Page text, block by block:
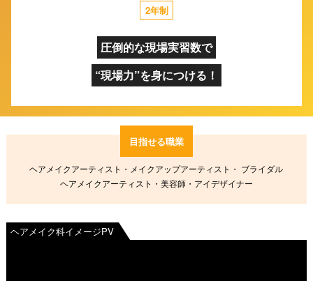
2年制
圧倒的な現場実習数で
“現場力”を身につける！
目指せる職業
ヘアメイクアーティスト・メイクアップアーティスト・ ブライダル
ヘアメイクアーティスト・美容師・アイデザイナー
ヘアメイク科イメージPV